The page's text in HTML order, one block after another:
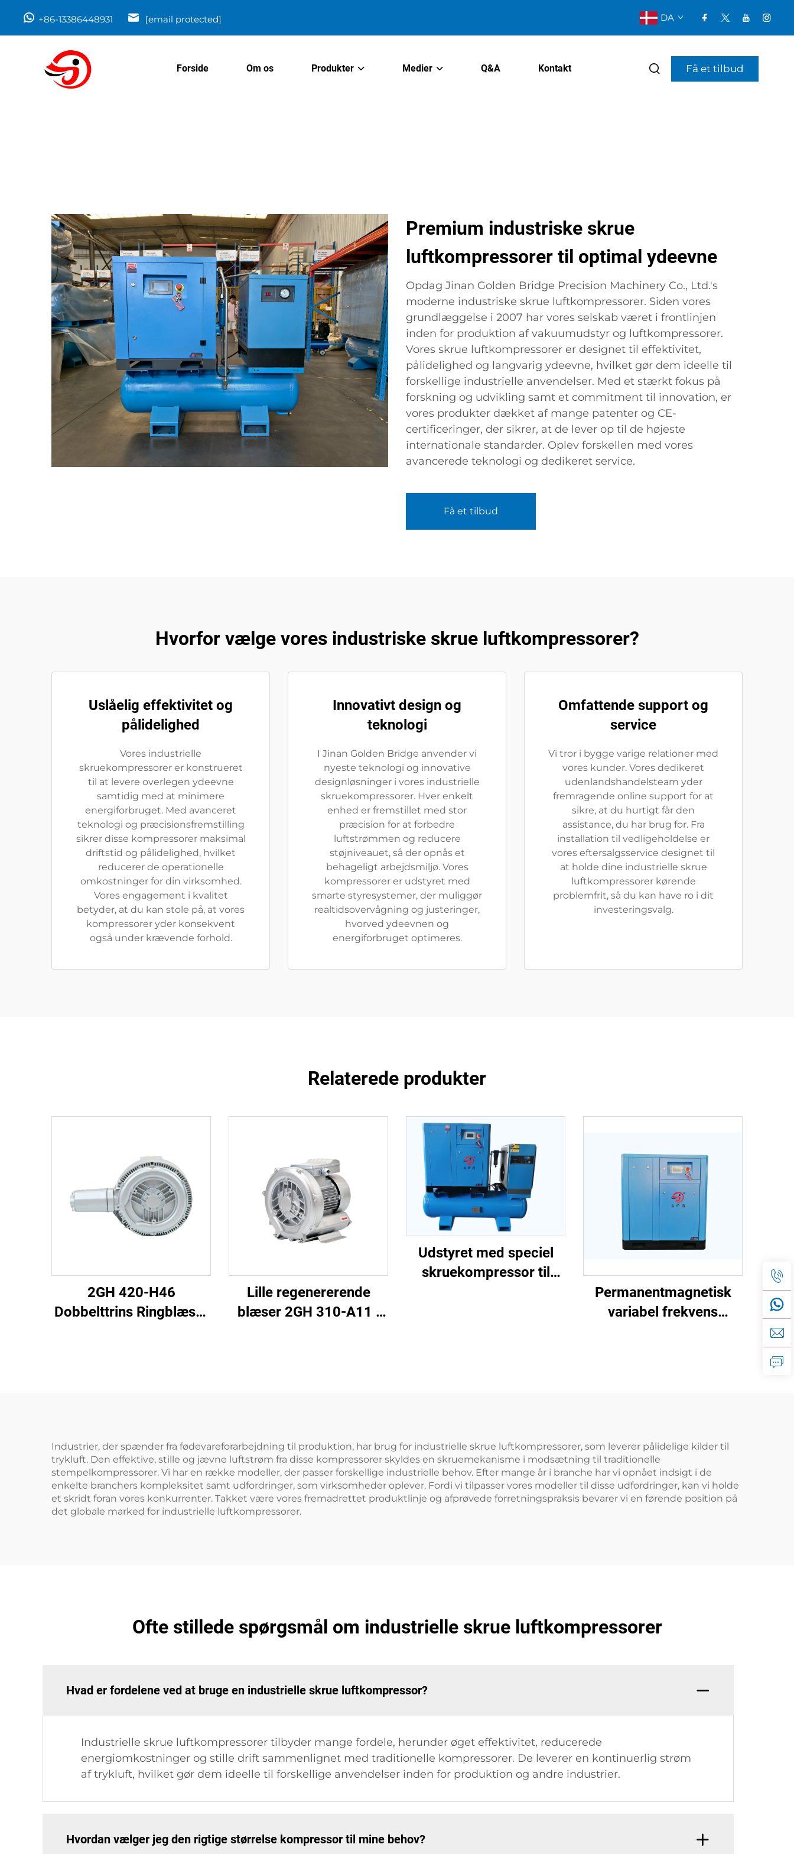
+86-13386448931 [email protected] DA
Forside Om os Produkter Medier Q&A Kontakt Få et tilbud
Premium industriske skrue
luftkompressorer til optimal ydeevne
Opdag Jinan Golden Bridge Precision Machinery Co., Ltd.'s
moderne industriske skrue luftkompressorer. Siden vores
grundlæggelse i 2007 har vores selskab været i frontlinjen
inden for produktion af vakuumudstyr og luftkompressorer.
Vores skrue luftkompressorer er designet til effektivitet,
pålidelighed og langvarig ydeevne, hvilket gør dem ideelle til
forskellige industrielle anvendelser. Med et stærkt fokus på
forskning og udvikling samt et commitment til innovation, er
vores produkter dækket af mange patenter og CE-
certificeringer, der sikrer, at de lever op til de højeste
internationale standarder. Oplev forskellen med vores
avancerede teknologi og dedikeret service.
Få et tilbud
Hvorfor vælge vores industriske skrue luftkompressorer?
Uslåelig effektivitet og
pålidelighed
Vores industrielle
skruekompressorer er konstrueret
til at levere overlegen ydeevne
samtidig med at minimere
energiforbruget. Med avanceret
teknologi og præcisionsfremstilling
sikrer disse kompressorer maksimal
driftstid og pålidelighed, hvilket
reducerer de operationelle
omkostninger for din virksomhed.
Vores engagement i kvalitet
betyder, at du kan stole på, at vores
kompressorer yder konsekvent
også under krævende forhold.
Innovativt design og
teknologi
I Jinan Golden Bridge anvender vi
nyeste teknologi og innovative
designløsninger i vores industrielle
skruekompressorer. Hver enkelt
enhed er fremstillet med stor
præcision for at forbedre
luftstrømmen og reducere
støjniveauet, så der opnås et
behageligt arbejdsmiljø. Vores
kompressorer er udstyret med
smarte styresystemer, der muliggør
realtidsovervågning og justeringer,
hvorved ydeevnen og
energiforbruget optimeres.
Omfattende support og
service
Vi tror i bygge varige relationer med
vores kunder. Vores dedikeret
udenlandshandelsteam yder
fremragende online support for at
sikre, at du hurtigt får den
assistance, du har brug for. Fra
installation til vedligeholdelse er
vores eftersalgsservice designet til
at holde dine industrielle skrue
luftkompressorer kørende
problemfrit, så du kan have ro i dit
investeringsvalg.
Relaterede produkter
2GH 420-H46
Dobbelttrins Ringblæser
Lille regenererende
blæser 2GH 310-A11 |
Udstyret med speciel
skruekompressor til
Permanentmagnetisk
variabel frekvens
Industrier, der spænder fra fødevareforarbejdning til produktion, har brug for industrielle skrue luftkompressorer, som leverer pålidelige kilder til
trykluft. Den effektive, stille og jævne luftstrøm fra disse kompressorer skyldes en skruemekanisme i modsætning til traditionelle
stempelkompressorer. Vi har en række modeller, der passer forskellige industrielle behov. Efter mange år i branche har vi opnået indsigt i de
enkelte branchers kompleksitet samt udfordringer, som virksomheder oplever. Fordi vi tilpasser vores modeller til disse udfordringer, kan vi holde
et skridt foran vores konkurrenter. Takket være vores fremadrettet produktlinje og afprøvede forretningspraksis bevarer vi en førende position på
det globale marked for industrielle luftkompressorer.
Ofte stillede spørgsmål om industrielle skrue luftkompressorer
Hvad er fordelene ved at bruge en industrielle skrue luftkompressor?
Industrielle skrue luftkompressorer tilbyder mange fordele, herunder øget effektivitet, reducerede
energiomkostninger og stille drift sammenlignet med traditionelle kompressorer. De leverer en kontinuerlig strøm
af trykluft, hvilket gør dem ideelle til forskellige anvendelser inden for produktion og andre industrier.
Hvordan vælger jeg den rigtige størrelse kompressor til mine behov?